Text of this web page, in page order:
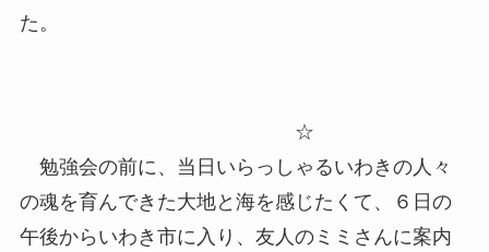
た。
☆
勉強会の前に、当日いらっしゃるいわきの人々
の魂を育んできた大地と海を感じたくて、６日の
午後からいわき市に入り、友人のミミさんに案内